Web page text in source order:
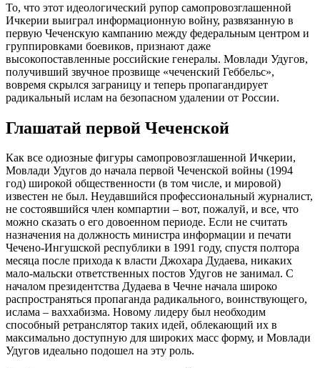
То, что этот идеологический рупор самопровозглашенной
Ичкерии выиграл информационную войну, развязанную в
первую Чеченскую кампанию между федеральным центром и
группировками боевиков, признают даже
высокопоставленные российские генералы. Мовлади Удугов,
получивший звучное прозвище «чеченский Геббельс»,
вовремя скрылся заграницу и теперь пропагандирует
радикальный ислам на безопасном удалении от России.
Глашатай первой Чеченской
Как все одиозные фигуры самопровозглашенной Ичкерии,
Мовлади Удугов до начала первой Чеченской войны (1994
год) широкой общественности (в том числе, и мировой)
известен не был. Неудавшийся профессиональный журналист,
не состоявшийся член компартии – вот, пожалуй, и все, что
можно сказать о его довоенном периоде. Если не считать
назначения на должность министра информации и печати
Чечено-Ингушской республики в 1991 году, спустя полтора
месяца после прихода к власти Джохара Дудаева, никаких
мало-мальски ответственных постов Удугов не занимал. С
началом президентства Дудаева в Чечне начала широко
распространяться пропаганда радикального, воинствующего,
ислама – ваххабизма. Новому лидеру был необходим
способный ретранслятор таких идей, облекающий их в
максимально доступную для широких масс форму, и Мовлади
Удугов идеально подошел на эту роль.